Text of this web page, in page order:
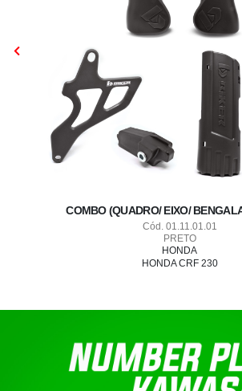
COMBO (QUADRO/ EIXO/
Cód. 01.11.01.01
PRETO
HONDA
HONDA CRF 230